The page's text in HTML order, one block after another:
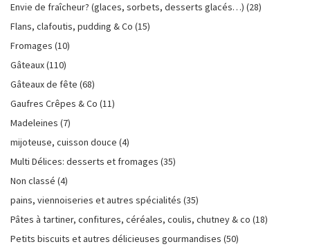
Envie de fraîcheur? (glaces, sorbets, desserts glacés…) (28)
Flans, clafoutis, pudding & Co (15)
Fromages (10)
Gâteaux(110)
Gâteaux de fête (68)
Gaufres Crêpes & Co (11)
Madeleines (7)
mijoteuse, cuisson douce (4)
Multi Délices: desserts et fromages (35)
Non classé (4)
pains, viennoiseries et autres spécialités (35)
Pâtes à tartiner, confitures, céréales, coulis, chutney & co (18)
Petits biscuits et autres délicieuses gourmandises (50)